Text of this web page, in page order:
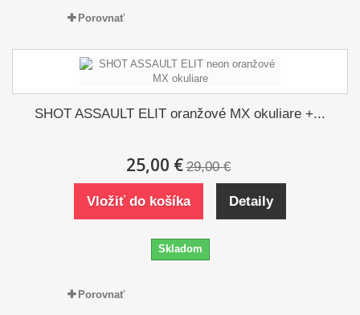
Porovnať
SHOT ASSAULT ELIT oranžové MX okuliare +...
25,00 € 29,00 €
Vložiť do košíka Detaily
Skladom
Porovnať